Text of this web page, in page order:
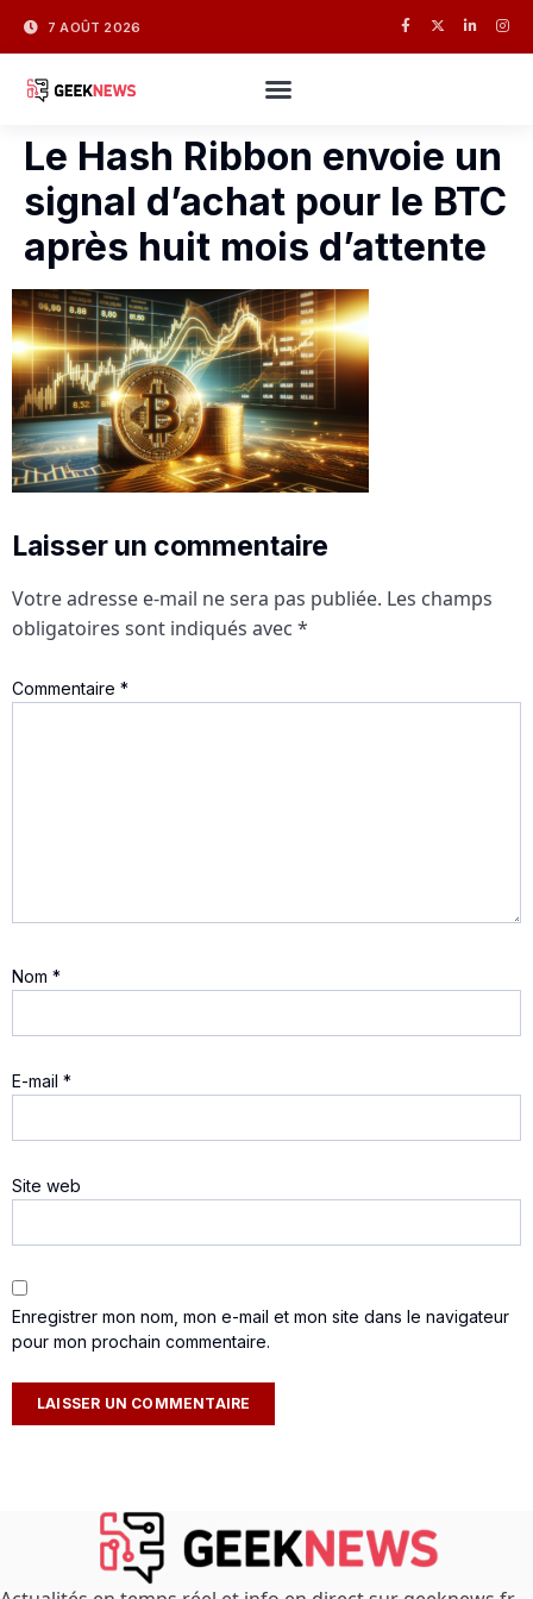
7 AOÛT 2026
Le Hash Ribbon envoie un
signal d’achat pour le BTC
après huit mois d’attente
Laisser un commentaire
Votre adresse e-mail ne sera pas publiée. Les champs
obligatoires sont indiqués avec *
Commentaire *
Nom *
E-mail *
Site web
Enregistrer mon nom, mon e-mail et mon site dans le navigateur
pour mon prochain commentaire.